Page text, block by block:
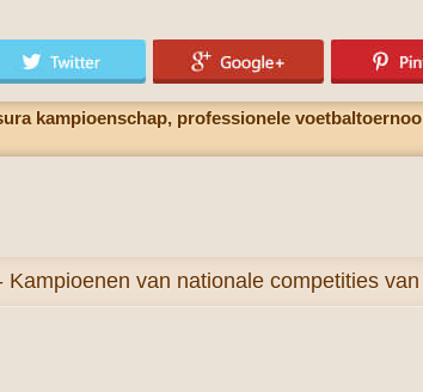
kampioenschap, professionele
Kampioenen van nationale competities